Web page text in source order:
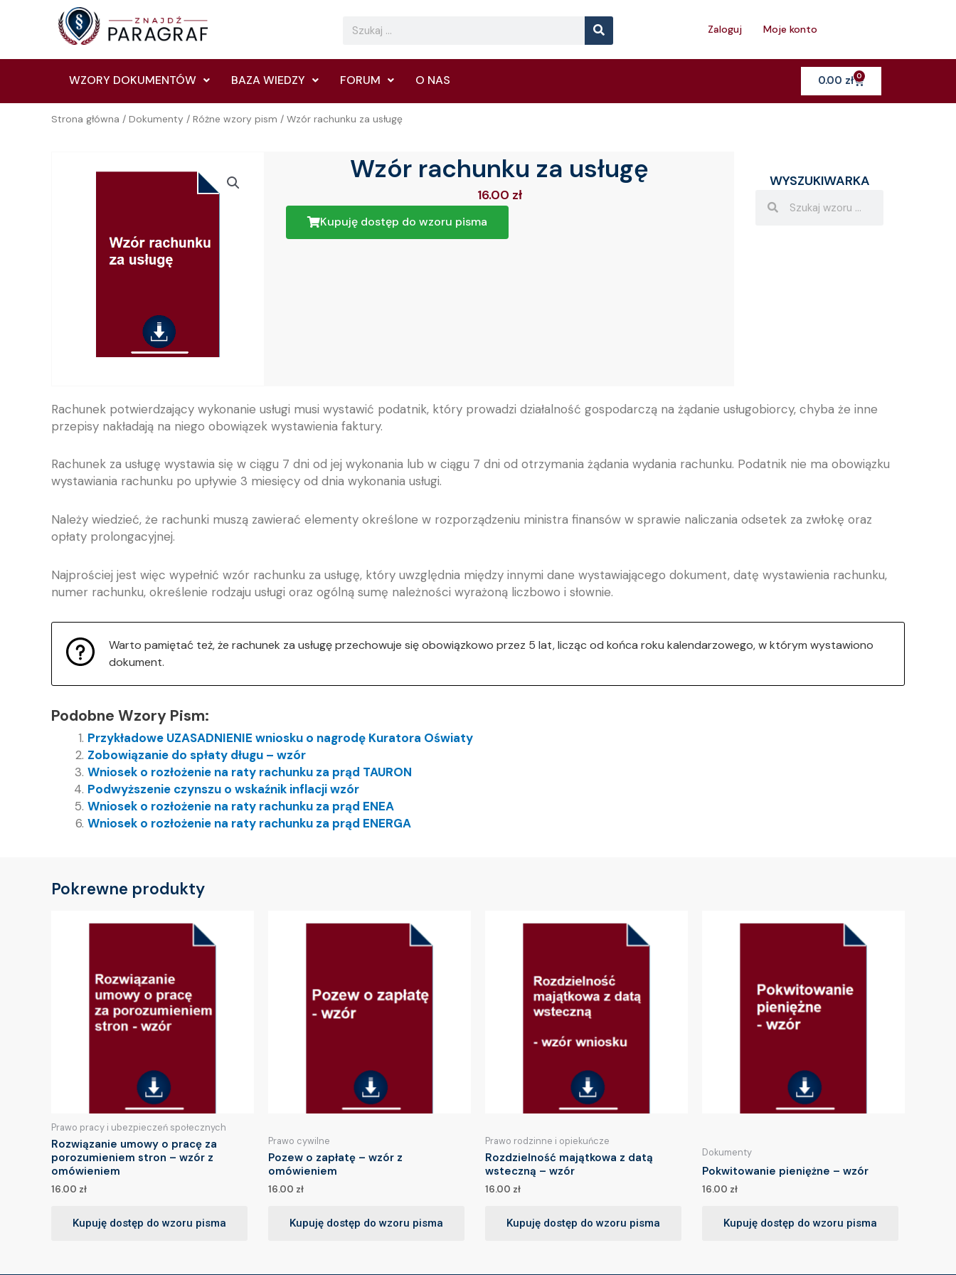
Search Search
Zaloguj Moje konto
WZORY DOKUMENTÓW BAZA WIEDZY FORUM O NAS 0.00 zł 0Cart
Strona główna / Dokumenty / Różne wzory pism / Wzór rachunku za usługę
Wzór rachunku za usługę
16.00 zł
Kupuję dostęp do wzoru pisma
WYSZUKIWARKA
Rachunek potwierdzający wykonanie usługi musi wystawić podatnik, który prowadzi działalność gospodarczą na żądanie usługobiorcy, chyba że inne
przepisy nakładają na niego obowiązek wystawienia faktury.
Rachunek za usługę wystawia się w ciągu 7 dni od jej wykonania lub w ciągu 7 dni od otrzymania żądania wydania rachunku. Podatnik nie ma obowiązku
wystawiania rachunku po upływie 3 miesięcy od dnia wykonania usługi.
Należy wiedzieć, że rachunki muszą zawierać elementy określone w rozporządzeniu ministra finansów w sprawie naliczania odsetek za zwłokę oraz
opłaty prolongacyjnej.
Najprościej jest więc wypełnić wzór rachunku za usługę, który uwzględnia między innymi dane wystawiającego dokument, datę wystawienia rachunku,
numer rachunku, określenie rodzaju usługi oraz ogólną sumę należności wyrażoną liczbowo i słownie.
Warto pamiętać też, że rachunek za usługę przechowuje się obowiązkowo przez 5 lat, licząc od końca roku kalendarzowego, w którym wystawiono
dokument.
Podobne Wzory Pism:
Przykładowe UZASADNIENIE wniosku o nagrodę Kuratora Oświaty
Zobowiązanie do spłaty długu – wzór
Wniosek o rozłożenie na raty rachunku za prąd TAURON
Podwyższenie czynszu o wskaźnik inflacji wzór
Wniosek o rozłożenie na raty rachunku za prąd ENEA
Wniosek o rozłożenie na raty rachunku za prąd ENERGA
Pokrewne produkty
Prawo pracy i ubezpieczeń społecznych
Rozwiązanie umowy o pracę za
porozumieniem stron – wzór z
omówieniem
16.00 zł
Kupuję dostęp do wzoru pisma
Prawo cywilne
Pozew o zapłatę – wzór z
omówieniem
16.00 zł
Kupuję dostęp do wzoru pisma
Prawo rodzinne i opiekuńcze
Rozdzielność majątkowa z datą
wsteczną – wzór
16.00 zł
Kupuję dostęp do wzoru pisma
Dokumenty
Pokwitowanie pieniężne – wzór
16.00 zł
Kupuję dostęp do wzoru pisma